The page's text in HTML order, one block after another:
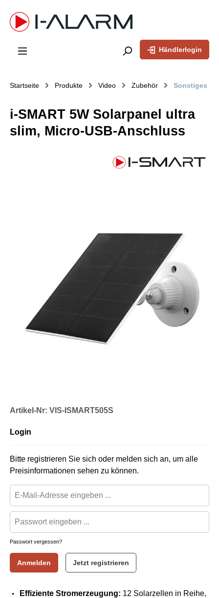
springen
Händlerlogin
Startseite Produkte Video Zubehör Sonstiges
i-SMART 5W Solarpanel ultra
slim, Micro-USB-Anschluss
Artikel-Nr: VIS-ISMART505S
Login
Bitte registrieren Sie sich oder melden sich an, um alle
Preisinformationen sehen zu können.
Passwort vergessen?
Anmelden Jetzt registrieren
Effiziente Stromerzeugung: 12 Solarzellen in Reihe,